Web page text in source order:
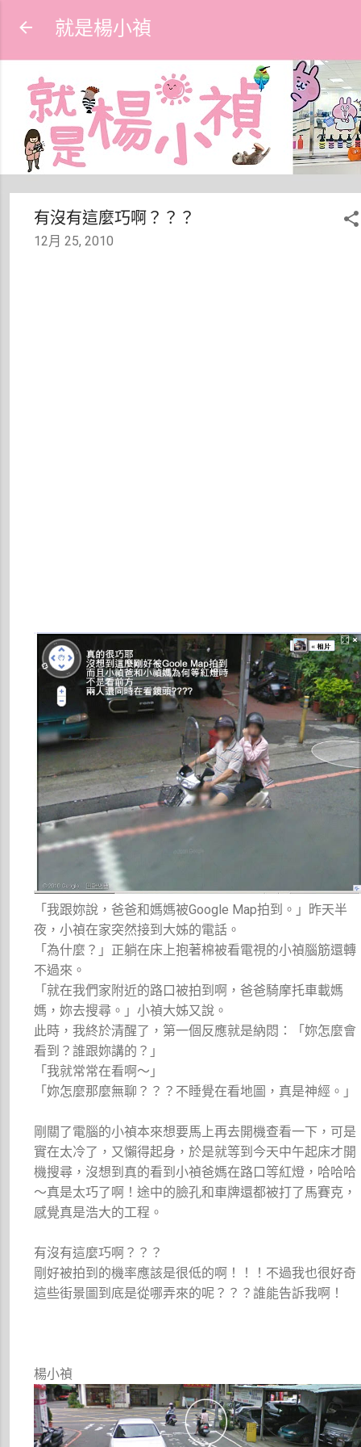
就是楊小禎
有沒有這麼巧啊？？？
12月 25, 2010
「我跟妳說，爸爸和媽媽被Google Map拍到。」昨天半
夜，小禎在家突然接到大姊的電話。
「為什麼？」正躺在床上抱著棉被看電視的小禎腦筋還轉
不過來。
「就在我們家附近的路口被拍到啊，爸爸騎摩托車載媽
媽，妳去搜尋。」小禎大姊又說。
此時，我終於清醒了，第一個反應就是納悶：「妳怎麼會
看到？誰跟妳講的？」
「我就常常在看啊～」
「妳怎麼那麼無聊？？？不睡覺在看地圖，真是神經。」
剛關了電腦的小禎本來想要馬上再去開機查看一下，可是
實在太冷了，又懶得起身，於是就等到今天中午起床才開
機搜尋，沒想到真的看到小禎爸媽在路口等紅燈，哈哈哈
～真是太巧了啊！途中的臉孔和車牌還都被打了馬賽克，
感覺真是浩大的工程。
有沒有這麼巧啊？？？
剛好被拍到的機率應該是很低的啊！！！不過我也很好奇
這些街景圖到底是從哪弄來的呢？？？誰能告訴我啊！
楊小禎